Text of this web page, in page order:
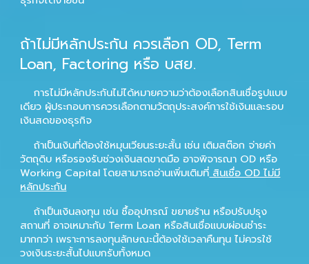
ถ้าไม่มีหลักประกัน ควรเลือก OD, Term
Loan, Factoring หรือ บสย.
การไม่มีหลักประกันไม่ได้หมายความว่าต้องเลือกสินเชื่อรูปแบบ
เดียว ผู้ประกอบการควรเลือกตามวัตถุประสงค์การใช้เงินและรอบ
เงินสดของธุรกิจ
ถ้าเป็นเงินที่ต้องใช้หมุนเวียนระยะสั้น เช่น เติมสต๊อก จ่ายค่า
วัตถุดิบ หรือรองรับช่วงเงินสดขาดมือ อาจพิจารณา OD หรือ
Working Capital โดยสามารถอ่านเพิ่มเติมที่ สินเชื่อ OD ไม่มี
หลักประกัน
ถ้าเป็นเงินลงทุน เช่น ซื้ออุปกรณ์ ขยายร้าน หรือปรับปรุง
สถานที่ อาจเหมาะกับ Term Loan หรือสินเชื่อแบบผ่อนชำระ
มากกว่า เพราะการลงทุนลักษณะนี้ต้องใช้เวลาคืนทุน ไม่ควรใช้
วงเงินระยะสั้นไปแบกรับทั้งหมด